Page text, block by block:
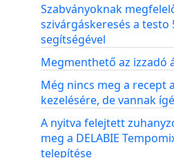
Szabványoknak
szivárgáskeresés a testo
segítségével
Megmenthető az izzadó
Még nincs meg a recept
kezelésére, de vannak
A nyitva felejtett
meg a DELABIE
telepítése